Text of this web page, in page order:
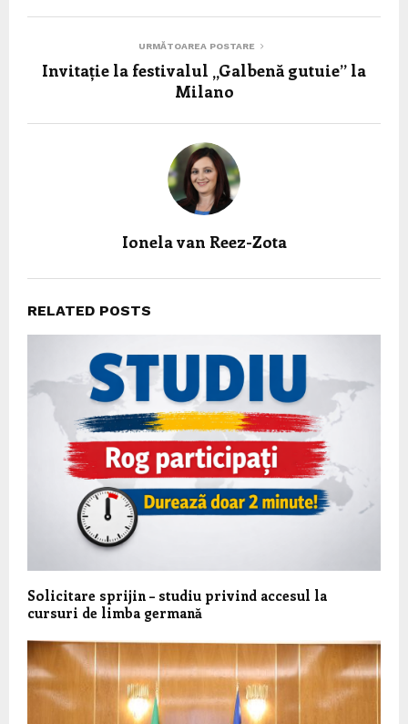
URMĂTOAREA POSTARE
Invitație la festivalul „Galbenă gutuie” la
Milano
Ionela van Reez-Zota
RELATED POSTS
Solicitare sprijin – studiu privind accesul la
cursuri de limba germană